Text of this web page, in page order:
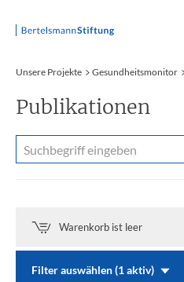
Startseite
Unsere Projekte Gesundheitsmonitor
Publikationen
Warenkorb ist leer
Filter auswählen (1 aktiv)